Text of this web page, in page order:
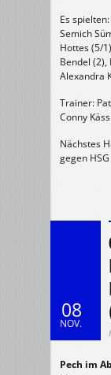
Es
Semich
Hottes (5/
Bendel (2),
Alexandra
Trainer:
Conny Käss
Nächstes
gegen
08
NOV.
Pech im